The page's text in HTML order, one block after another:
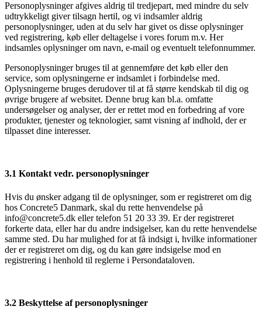
Personoplysninger afgives aldrig til tredjepart, med mindre du selv
udtrykkeligt giver tilsagn hertil, og vi indsamler aldrig
personoplysninger, uden at du selv har givet os disse oplysninger
ved registrering, køb eller deltagelse i vores forum m.v. Her
indsamles oplysninger om navn, e-mail og eventuelt telefonnummer.
Personoplysninger bruges til at gennemføre det køb eller den
service, som oplysningerne er indsamlet i forbindelse med.
Oplysningerne bruges derudover til at få større kendskab til dig og
øvrige brugere af websitet. Denne brug kan bl.a. omfatte
undersøgelser og analyser, der er rettet mod en forbedring af vore
produkter, tjenester og teknologier, samt visning af indhold, der er
tilpasset dine interesser.
3.1 Kontakt vedr. personoplysninger
Hvis du ønsker adgang til de oplysninger, som er registreret om dig
hos Concrete5 Danmark, skal du rette henvendelse på
info@concrete5.dk eller telefon 51 20 33 39. Er der registreret
forkerte data, eller har du andre indsigelser, kan du rette henvendelse
samme sted. Du har mulighed for at få indsigt i, hvilke informationer
der er registreret om dig, og du kan gøre indsigelse mod en
registrering i henhold til reglerne i Persondataloven.
3.2 Beskyttelse af personoplysninger